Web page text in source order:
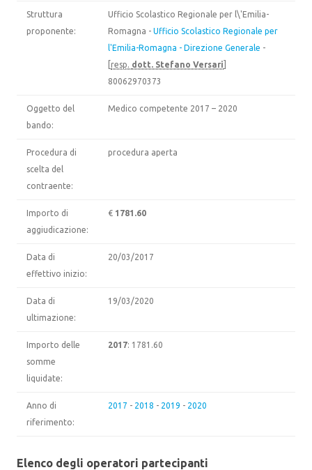
Struttura
proponente:
Ufficio Scolastico Regionale per l\'Emilia-
Romagna - Ufficio Scolastico Regionale per
l'Emilia-Romagna - Direzione Generale -
resp. dott. Stefano Versari
80062970373
Oggetto del
bando:
Medico competente 2017 – 2020
Procedura di
scelta del
contraente:
procedura aperta
Importo di
aggiudicazione:
€ 1781.60
Data di
effettivo inizio:
20/03/2017
Data di
ultimazione:
19/03/2020
Importo delle
somme
liquidate:
2017: 1781.60
Anno di
riferimento:
2017 - 2018 - 2019 - 2020
Elenco degli operatori partecipanti